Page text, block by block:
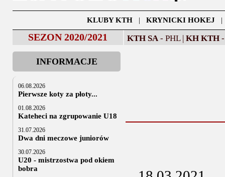
KLUBY KTH| KRYNICKI HOKEJ
SEZON 2020/2021 KTH SA - PHL | KH KTH
INFORMACJE
06.08.2026
Pierwsze koty za płoty...
01.08.2026
Kateheci na zgrupowanie U18
31.07.2026
Dwa dni meczowe juniorów
30.07.2026
U20 - mistrzostwa pod okiem
bobra